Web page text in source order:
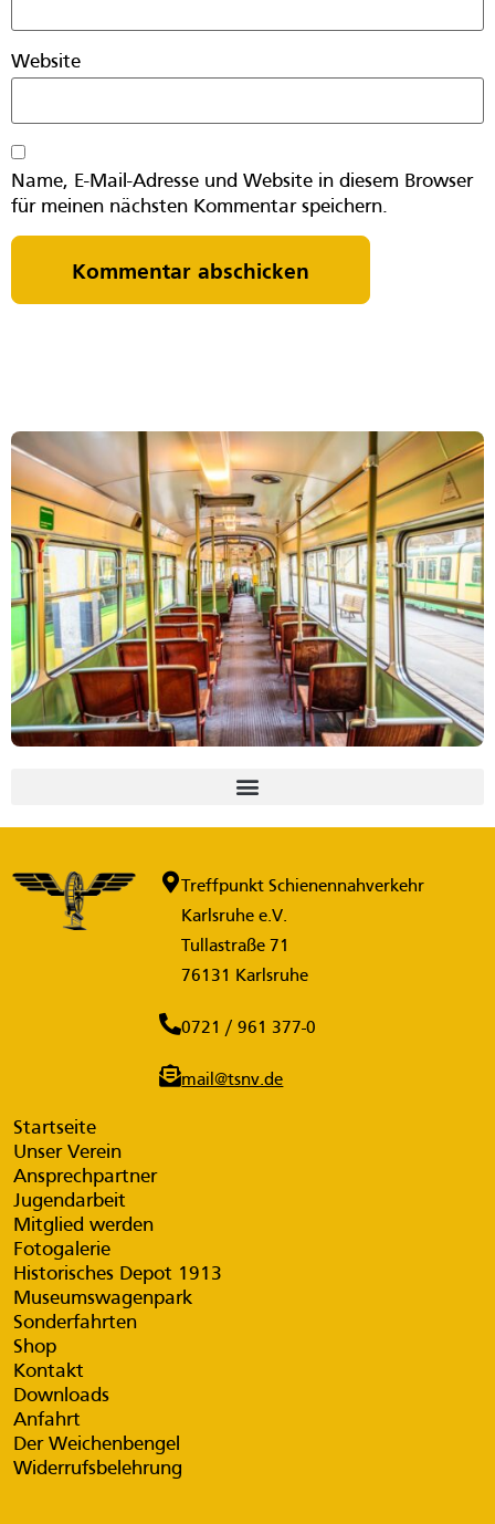
Website
Name, E-Mail-Adresse und Website in diesem Browser
für meinen nächsten Kommentar speichern.
Treffpunkt Schienennahverkehr
Karlsruhe e.V.
Tullastraße 71
76131 Karlsruhe
0721 / 961 377-0
mail@tsnv.de
Startseite
Unser Verein
Ansprechpartner
Jugendarbeit
Mitglied werden
Fotogalerie
Historisches Depot 1913
Museumswagenpark
Sonderfahrten
Shop
Kontakt
Downloads
Anfahrt
Der Weichenbengel
Widerrufsbelehrung